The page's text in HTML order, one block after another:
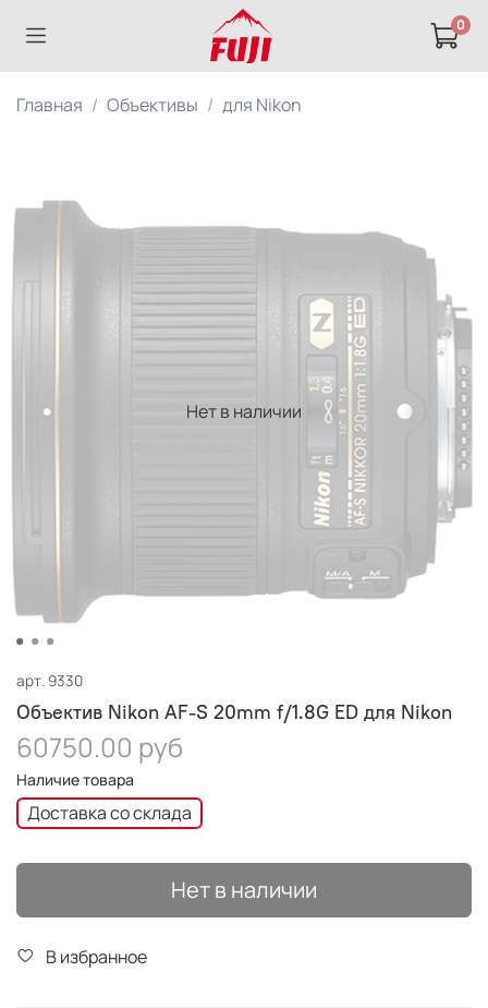
0
Главная Объективы для Nikon
Нет в наличии
арт. 9330
Объектив Nikon AF-S 20mm f/1.8G ED для Nikon
60750.00 руб
Наличие товара
Доставка со склада
Нет в наличии
В избранное